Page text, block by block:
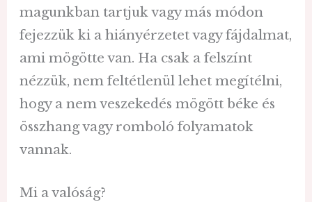
magunkban tartjuk vagy más módon
fejezzük ki a hiányérzetet vagy fájdalmat,
ami mögötte van. Ha csak a felszínt
nézzük, nem feltétlenül lehet megítélni,
hogy a nem veszekedés mögött béke és
összhang vagy romboló folyamatok
vannak.
Mi a valóság?